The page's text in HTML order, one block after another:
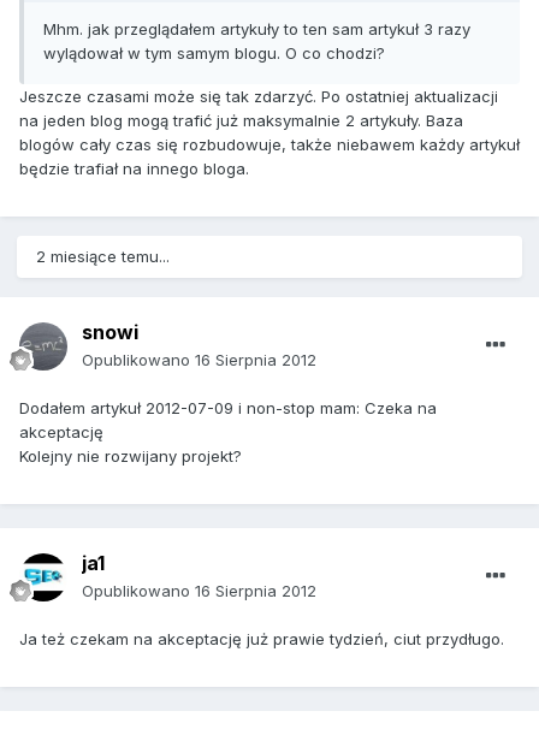
Mhm. jak przeglądałem artykuły to ten sam artykuł 3 razy
wylądował w tym samym blogu. O co chodzi?
Jeszcze czasami może się tak zdarzyć. Po ostatniej aktualizacji
na jeden blog mogą trafić już maksymalnie 2 artykuły. Baza
blogów cały czas się rozbudowuje, także niebawem każdy artykuł
będzie trafiał na innego bloga.
2 miesiące temu...
snowi
Opublikowano 16 Sierpnia 2012
Dodałem artykuł 2012-07-09 i non-stop mam: Czeka na
akceptację
Kolejny nie rozwijany projekt?
ja1
Opublikowano 16 Sierpnia 2012
Ja też czekam na akceptację już prawie tydzień, ciut przydługo.